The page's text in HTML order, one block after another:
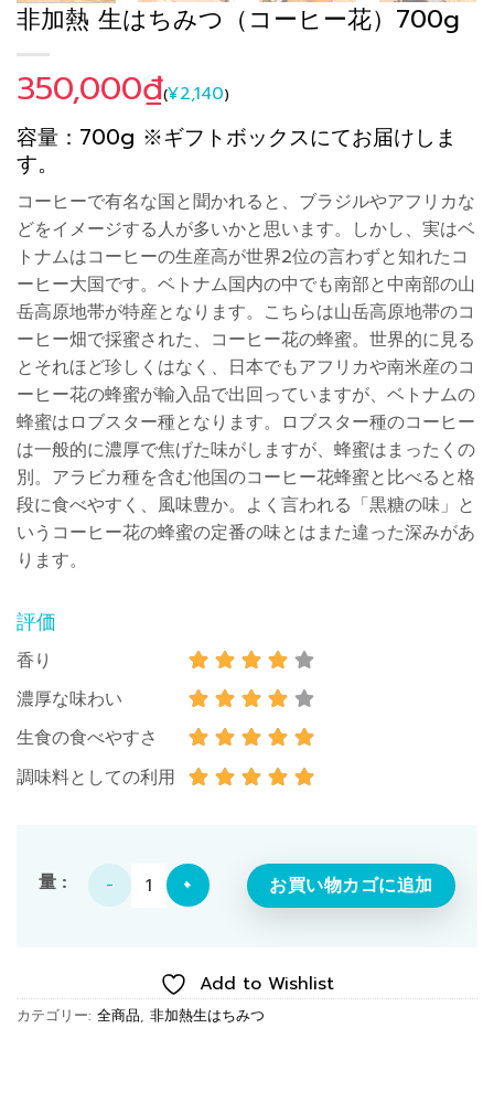
非加熱 生はちみつ（コーヒー花）700g
350,000₫(¥2,140)
容量：700g ※ギフトボックスにてお届けしま
す。
コーヒーで有名な国と聞かれると、ブラジルやアフリカな
どをイメージする人が多いかと思います。しかし、実はベ
トナムはコーヒーの生産高が世界2位の言わずと知れたコ
ーヒー大国です。ベトナム国内の中でも南部と中南部の山
岳高原地帯が特産となります。こちらは山岳高原地帯のコ
ーヒー畑で採蜜された、コーヒー花の蜂蜜。世界的に見る
とそれほど珍しくはなく、日本でもアフリカや南米産のコ
ーヒー花の蜂蜜が輸入品で出回っていますが、ベトナムの
蜂蜜はロブスター種となります。ロブスター種のコーヒー
は一般的に濃厚で焦げた味がしますが、蜂蜜はまったくの
別。アラビカ種を含む他国のコーヒー花蜂蜜と比べると格
段に食べやすく、風味豊か。よく言われる「黒糖の味」と
いうコーヒー花の蜂蜜の定番の味とはまた違った深みがあ
ります。
評価
香り
濃厚な味わい
生食の食べやすさ
調味料としての利用
非加熱 生はちみつ（コーヒー花）700g個お買い物カゴに追加
Add to Wishlist
カテゴリー: 全商品, 非加熱生はちみつ